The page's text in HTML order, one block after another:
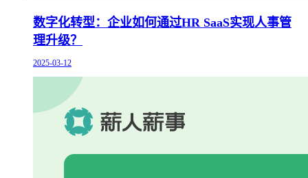
数字化转型：企业如何通过HR SaaS实现人事管
理升级？
2025-03-12